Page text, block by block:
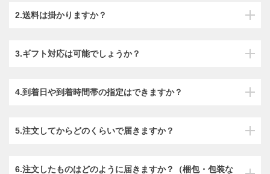
2.送料は掛かりますか？
3.ギフト対応は可能でしょうか？
4.到着日や到着時間帯の指定はできますか？
5.注文してからどのくらいで届きますか？
6.注文したものはどのように届きますか？（梱包・包装な